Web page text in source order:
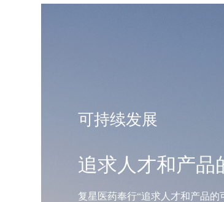
可持续发展
追求人才和产品
复星医药奉行“追求人才和产品